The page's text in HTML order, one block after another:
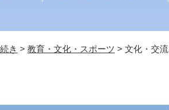
き > 教育・文化・スポーツ > 文化・交流